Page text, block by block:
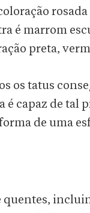
é marrom
preta,
os tatus
capaz de tal
de uma
quentes,